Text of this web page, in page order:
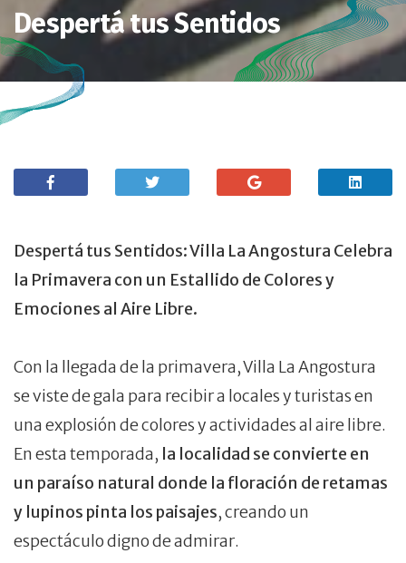
Despertá tus Sentidos
Despertá tus Sentidos: Villa La Angostura Celebra
la Primavera con un Estallido de Colores y
Emociones al Aire Libre.
Con la llegada de la primavera, Villa La Angostura
se viste de gala para recibir a locales y turistas en
una explosión de colores y actividades al aire libre.
En esta temporada, la localidad se convierte en
un paraíso natural donde la floración de retamas
y lupinos pinta los paisajes, creando un
espectáculo digno de admirar.